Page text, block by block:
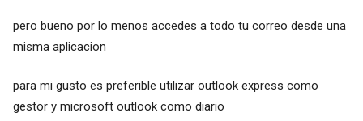
pero bueno por lo menos accedes a todo tu correo desde una
misma aplicacion
para mi gusto es preferible utilizar outlook express como
gestor y microsoft outlook como diario